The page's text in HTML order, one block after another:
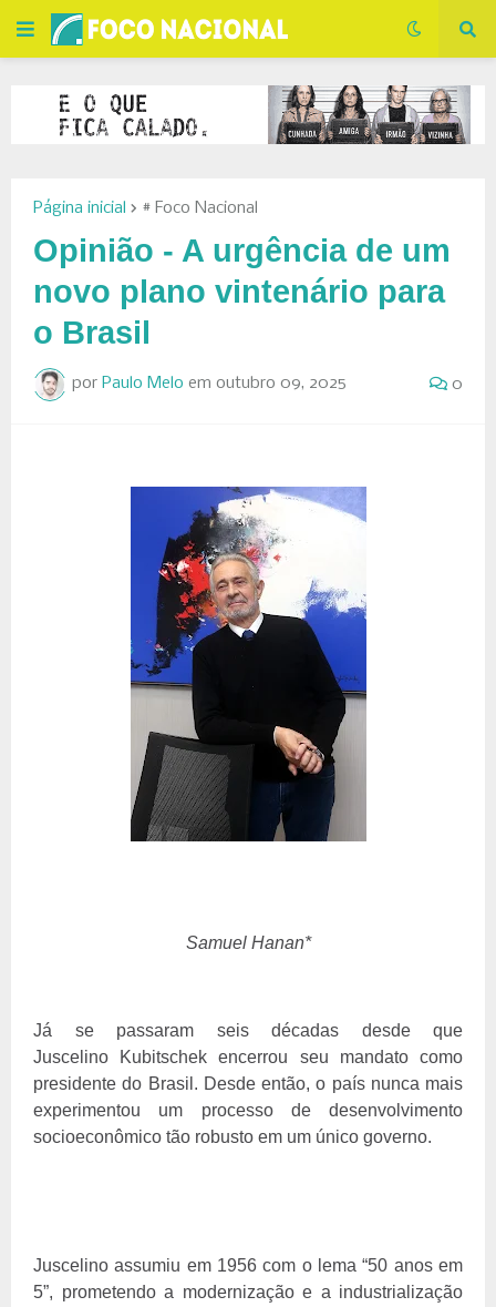
Página inicial # Foco Nacional
Opinião - A urgência de um
novo plano vintenário para
o Brasil
por Paulo Melo em outubro 09, 2025 0
Samuel Hanan*
Já se passaram seis décadas desde que
Juscelino Kubitschek encerrou seu mandato como
presidente do Brasil. Desde então, o país nunca mais
experimentou um processo de desenvolvimento
socioeconômico tão robusto em um único governo.
Juscelino assumiu em 1956 com o lema “50 anos em
5”, prometendo a modernização e a industrialização